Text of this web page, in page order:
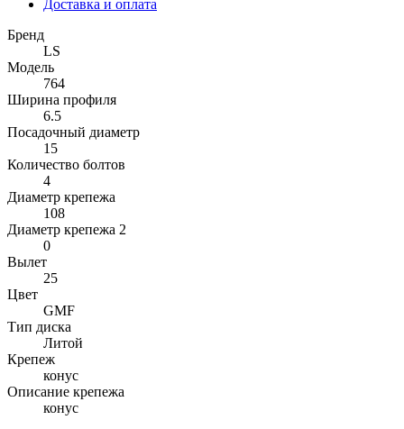
Доставка и оплата
Бренд
LS
Модель
764
Ширина профиля
6.5
Посадочный диаметр
15
Количество болтов
4
Диаметр крепежа
108
Диаметр крепежа 2
0
Вылет
25
Цвет
GMF
Тип диска
Литой
Крепеж
конус
Описание крепежа
конус